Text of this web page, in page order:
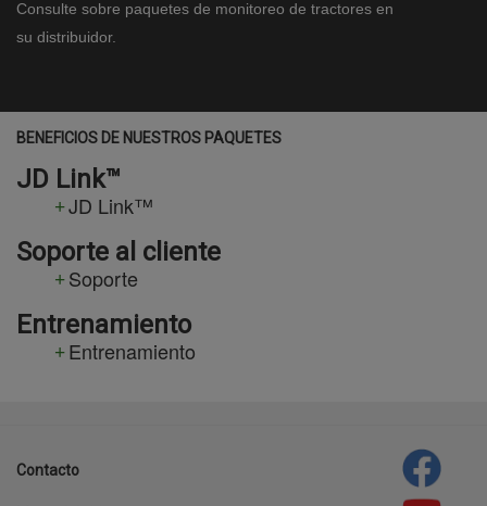
Consulte sobre paquetes de monitoreo de tractores en
su distribuidor.
BENEFICIOS DE NUESTROS PAQUETES
JD Link™
JD Link™
Soporte al cliente
Soporte
Entrenamiento
Entrenamiento
Contacto